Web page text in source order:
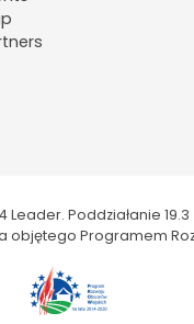
Poddziałanie 19.3
objętego Programem